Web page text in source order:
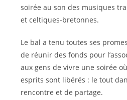
soirée au son des musiques
et celtiques-bretonnes.
Le bal a tenu toutes ses
de réunir des fonds pour
aux gens de vivre une soirée
esprits sont libérés : le tout
rencontre et de partage.